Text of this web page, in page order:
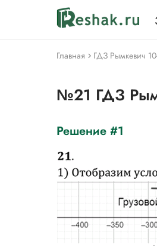
Главная ГДЗ Рымкевич
№21 ГДЗ
Решение #1